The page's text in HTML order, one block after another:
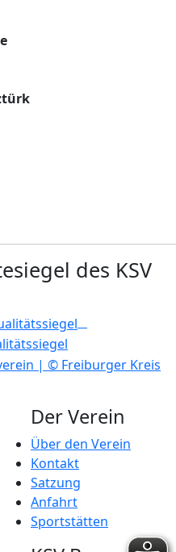
des KSV
Der Verein
Über den Verein
Kontakt
Satzung
Anfahrt
Sportstätten